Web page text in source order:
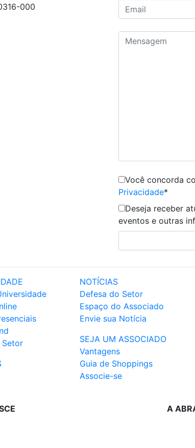
000
Você concorda
Privacidade*
Deseja receber
eventos e outras
Setor
NOTÍCIAS
Defesa do Setor
Espaço do Associado
Envie sua Notícia
SEJA UM ASSOCIADO
Vantagens
Guia de Shoppings
Associe-se
A